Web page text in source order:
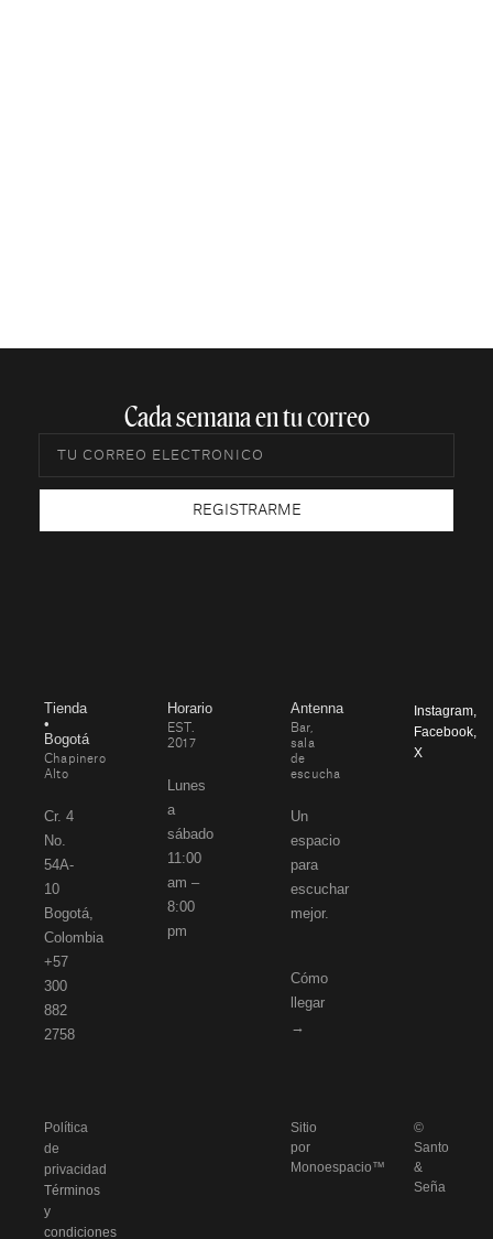
Cada semana en tu correo​
REGISTRARME
Tienda
•
Bogotá
Chapinero
Alto
Cr. 4
No.
54A-
10
Bogotá,
Colombia
+57
300
882
2758
Horario
EST.
2017
Lunes
a
sábado
11:00
am –
8:00
pm
Antenna
Bar,
sala
de
escucha
Un
espacio
para
escuchar
mejor.
Cómo
llegar
→
Instagram,
Facebook,
X
Política
de
privacidad
Términos
y
condiciones
Sitio
por
Monoespacio™
©
Santo
&
Seña